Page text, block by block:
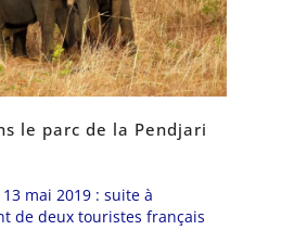
le parc de la Pendjari
mai 2019 : suite à
de deux touristes français